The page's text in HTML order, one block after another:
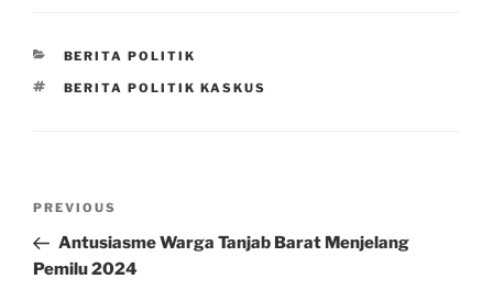
CATEGORIES
BERITA POLITIK
TAGS
BERITA POLITIK KASKUS
Previous
Post
PREVIOUS
Antusiasme Warga Tanjab Barat Menjelang
Pemilu 2024